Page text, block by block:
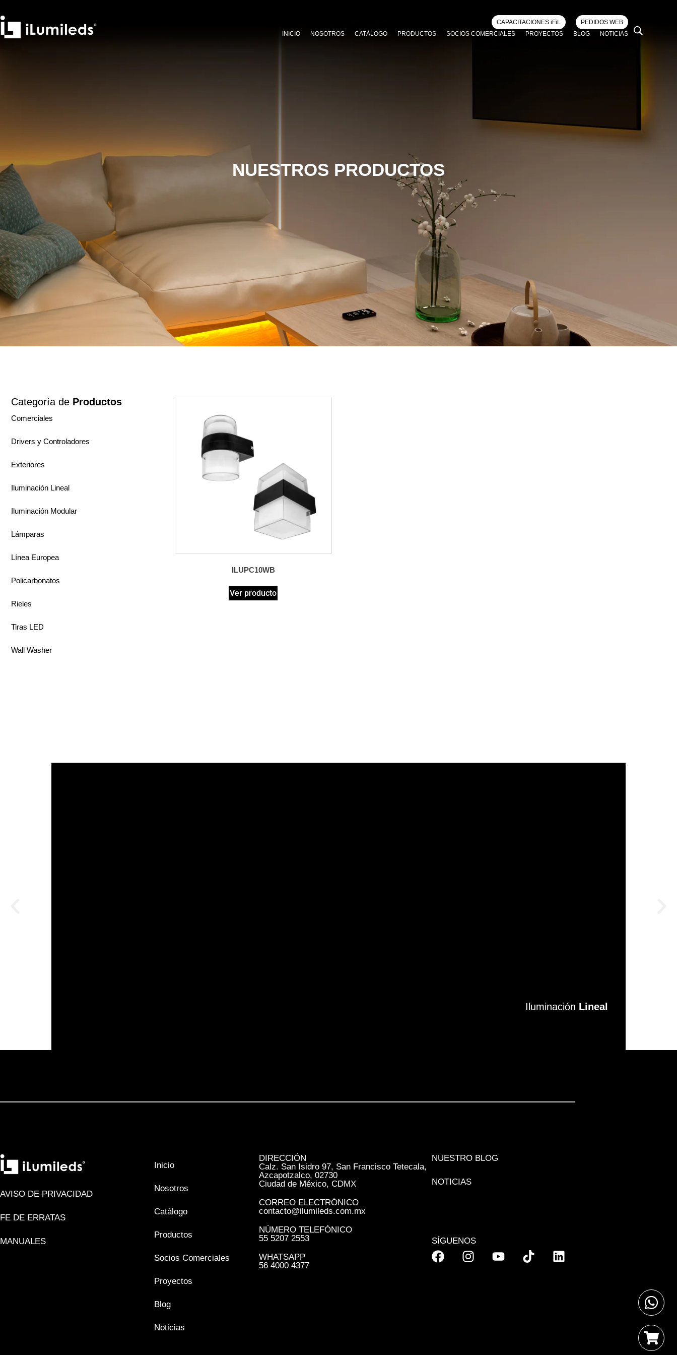
CAPACITACIONES iFiL
PEDIDOS WEB
INICIO
NOSOTROS CATÁLOGO PRODUCTOS SOCIOS COMERCIALES PROYECTOS BLOG NOTICIAS
NUESTROS PRODUCTOS
Categoría de Productos
Comerciales
Drivers y Controladores
Exteriores
Iluminación Lineal
Iluminación Modular
Lámparas
Línea Europea
Policarbonatos
Rieles
Tiras LED
Wall Washer
ILUPC10WB
Ver producto
Iluminación Lineal
Iluminación Lineal
AVISO DE PRIVACIDAD
FE DE ERRATAS
MANUALES
Inicio
Nosotros
Catálogo
Productos
Socios Comerciales
Proyectos
Blog
Noticias
DIRECCIÓN
Calz. San Isidro 97, San Francisco Tetecala,
Azcapotzalco, 02730
Ciudad de México, CDMX
CORREO ELECTRÓNICO
contacto@ilumileds.com.mx
NÚMERO TELEFÓNICO
55 5207 2553
WHATSAPP
56 4000 4377
NUESTRO BLOG
NOTICIAS
SÍGUENOS